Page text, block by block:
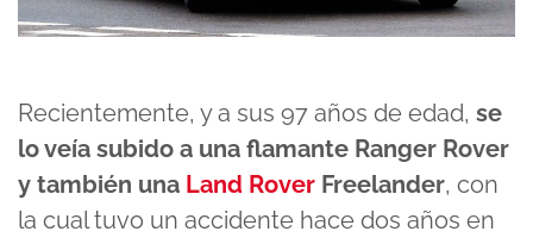
Recientemente, y a sus 97 años de edad, se
lo veía subido a una flamante Ranger Rover
y también una Land Rover Freelander, con
la cual tuvo un accidente hace dos años en